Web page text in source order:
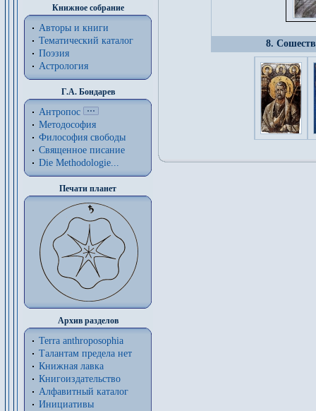
Книжное собрание
Авторы и книги
Тематический каталог
Поэзия
Астрология
Г.А. Бондарев
Антропос
Методософия
Философия cвободы
Священное писание
Die Methodologie...
Печати планет
Архив разделов
Terra anthroposophia
Талантам предела нет
Книжная лавка
Книгоиздательство
Алфавитный каталог
Инициативы
8.